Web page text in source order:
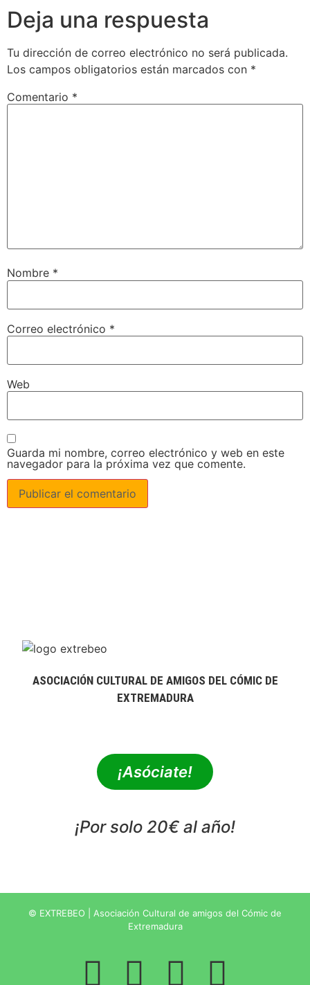
Deja una respuesta
Tu dirección de correo electrónico no será publicada.
Los campos obligatorios están marcados con *
Comentario *
Nombre *
Correo electrónico *
Web
Guarda mi nombre, correo electrónico y web en este
navegador para la próxima vez que comente.
ASOCIACIÓN CULTURAL DE AMIGOS DEL CÓMIC DE
EXTREMADURA
¡Asóciate!
¡Por solo 20€ al año!
© EXTREBEO | Asociación Cultural de amigos del Cómic de
Extremadura